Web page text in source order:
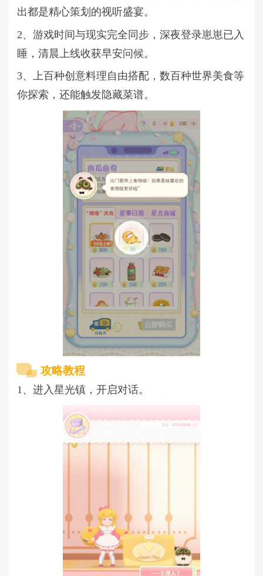
出都是精心策划的视听盛宴。
2、游戏时间与现实完全同步，深夜登录崽崽已入
睡，清晨上线收获早安问候。
3、上百种创意料理自由搭配，数百种世界美食等
你探索，还能触发隐藏菜谱。
攻略教程
1、进入星光镇，开启对话。